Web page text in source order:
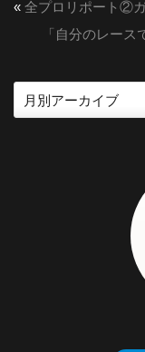
« 全プロリポート②
「自分のレー